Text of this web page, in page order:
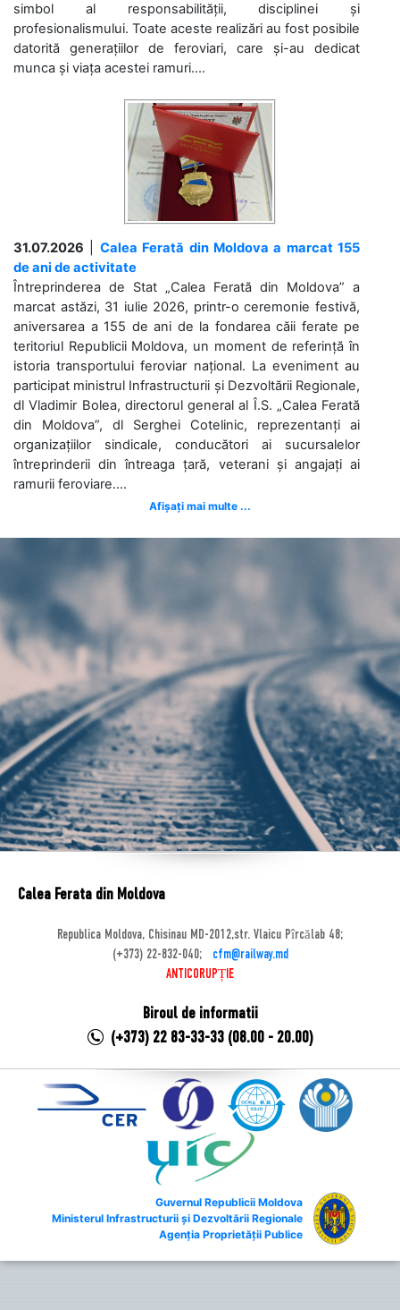
simbol al responsabilității, disciplinei și
profesionalismului. Toate aceste realizări au fost posibile
datorită generațiilor de feroviari, care și-au dedicat
munca și viața acestei ramuri....
31.07.2026
Calea Ferată din Moldova a marcat 155
de ani de activitate
Întreprinderea de Stat „Calea Ferată din Moldova” a
marcat astăzi, 31 iulie 2026, printr-o ceremonie festivă,
aniversarea a 155 de ani de la fondarea căii ferate pe
teritoriul Republicii Moldova, un moment de referință în
istoria transportului feroviar național. La eveniment au
participat ministrul Infrastructurii și Dezvoltării Regionale,
dl Vladimir Bolea, directorul general al Î.S. „Calea Ferată
din Moldova”, dl Serghei Cotelinic, reprezentanți ai
organizațiilor sindicale, conducători ai sucursalelor
întreprinderii din întreaga țară, veterani și angajați ai
ramurii feroviare....
Afișați mai multe ...
Calea Ferata din Moldova
Republica Moldova, Chisinau MD-2012,str. Vlaicu Pîrcălab 48;
(+373) 22-832-040;
cfm@railway.md
ANTICORUPȚIE
Biroul de informatii
(+373) 22 83-33-33 (08.00 - 20.00)
Guvernul Republicii Moldova
Ministerul Infrastructurii și Dezvoltării Regionale
Agenția Proprietății Publice